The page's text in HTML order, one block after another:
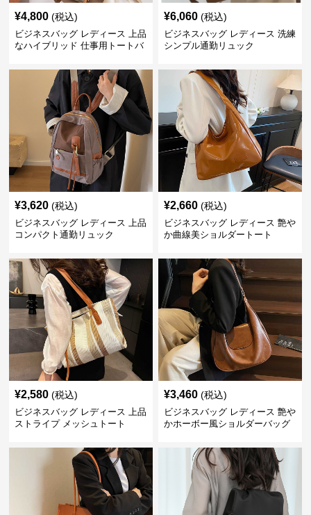
¥4,800 (税込)
ビジネスバッグ レディース 上品
なハイブリッド 仕事用トートバ
¥6,060 (税込)
ビジネスバッグ レディース 洗練
シンプル通勤リュック
¥3,620 (税込)
ビジネスバッグ レディース 上品
コンパクト通勤リュック
¥2,660 (税込)
ビジネスバッグ レディース 艶や
か曲線美ショルダートート
¥2,580 (税込)
ビジネスバッグ レディース 上品
ストライプ メッシュトート
¥3,460 (税込)
ビジネスバッグ レディース 艶や
かホーボー風ショルダーバッグ